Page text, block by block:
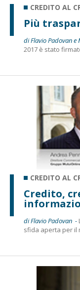
CREDITO AL
Più
di Flavio Padovan
2017 è stato
CREDITO AL
Credito,
di Flavio Padovan -
sfida aperta per il